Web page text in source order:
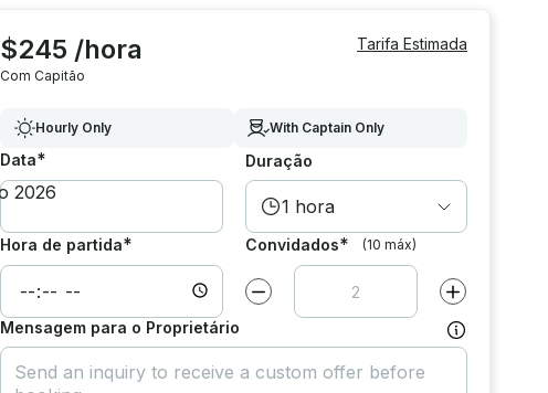
$245 /hora
Com Capitão
Tarifa Estimada
Hourly Only With Captain Only
Data* Duração
1 hora
Hora de partida* Convidados* (10 máx)
Diminuir valor por Aumentar
Mensagem para o Proprietário